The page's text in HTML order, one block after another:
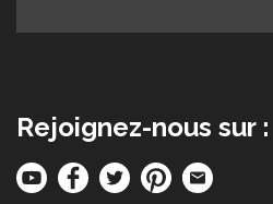
Rejoignez-nous sur :